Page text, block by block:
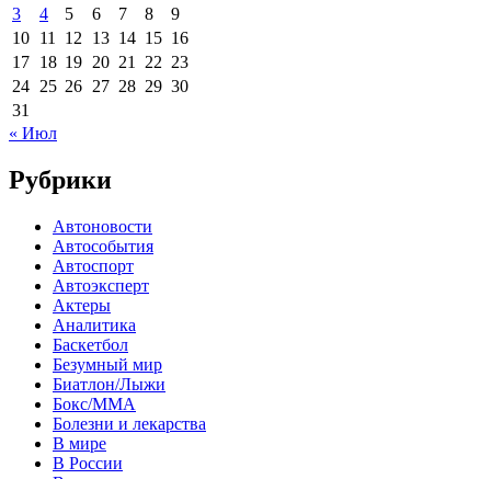
3
4 5 6 7 8
9
10 11 12 13 14 15 16
17 18 19 20 21 22 23
24 25 26 27 28 29 30
31
« Июл
Рубрики
Автоновости
Автособытия
Автоспорт
Автоэксперт
Актеры
Аналитика
Баскетбол
Безумный мир
Биатлон/Лыжи
Бокс/MMA
Болезни и лекарства
В мире
В России